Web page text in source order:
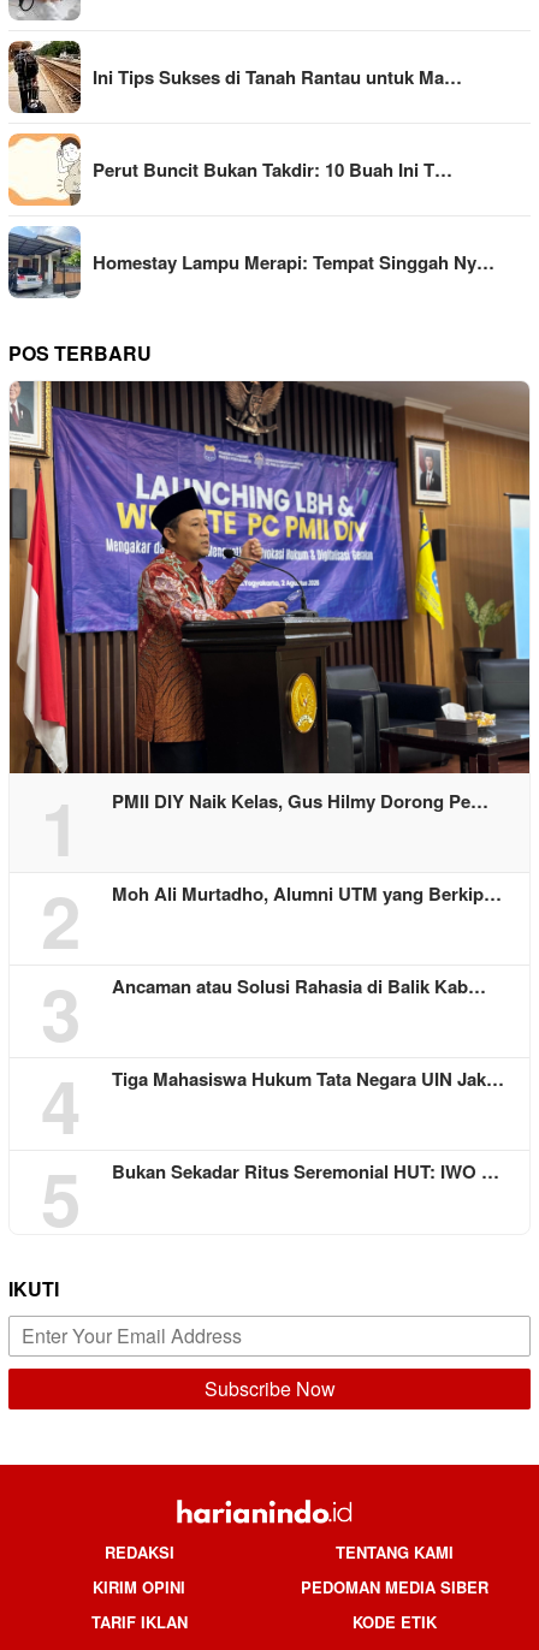
Ini Tips Sukses di Tanah Rantau untuk Ma…
Perut Buncit Bukan Takdir: 10 Buah Ini T…
Homestay Lampu Merapi: Tempat Singgah Ny…
POS TERBARU
1 PMII DIY Naik Kelas, Gus Hilmy Dorong Pe…
2 Moh Ali Murtadho, Alumni UTM yang Berkip…
3 Ancaman atau Solusi Rahasia di Balik Kab…
4 Tiga Mahasiswa Hukum Tata Negara UIN Jak…
5 Bukan Sekadar Ritus Seremonial HUT: IWO …
IKUTI
REDAKSI
TENTANG KAMI
KIRIM OPINI
PEDOMAN MEDIA SIBER
TARIF IKLAN
KODE ETIK